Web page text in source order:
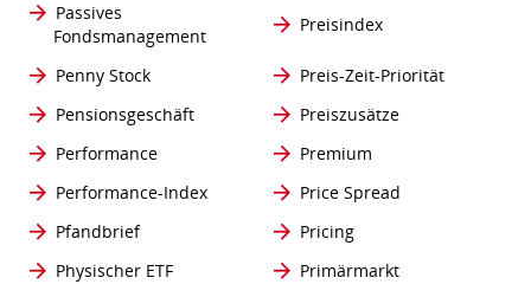
Passives
Fondsmanagement
Preisindex
Penny Stock
Preis-Zeit-Priorität
Pensionsgeschäft
Preiszusätze
Performance
Premium
Performance-Index
Price Spread
Pfandbrief
Pricing
Physischer ETF
Primärmarkt